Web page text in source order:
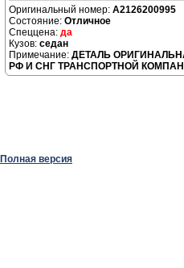
A2126200995
Отличное
да
седан
ДЕТАЛЬ
РФ И СНГ ТРАНСПОРТНОЙ
Полная версия